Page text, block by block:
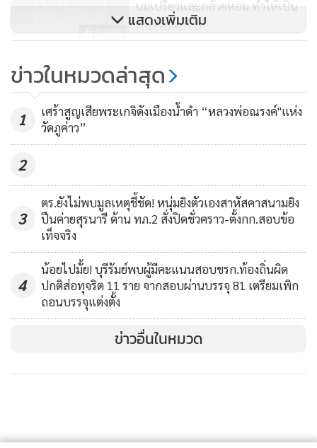
ทั้งเครื่องสำอางและเครื่องดื่มเพื่อสุขภาพ ให้ตอบโจทย์ความ
ตัวสูงขึ้น
สำหรับการจัดเวิร์กชอปได้มีการเสวนา เรื่อง “ช่องทางรวยของ
สินค้าเกษตรจากเอฟทีเอ” และ “ทำอย่างไรให้สินค้าเกษตรสู่
ประกอบการ จากจังหวัดอุดรธานี หนองบัวลำภู หนองคาย เลย
และบึงกาฬ เข้าร่วมกว่า 120 คน ซึ่งได้ผลตอบรับจากผู้เข้าร่วม
งานเป็นอย่างดี
ในโอกาสเดียวกันนี้ยังได้นำสินค้าเด่นที่มีคุณภาพมาตรฐานใน
พื้นที่มาร่วมจัดแสดง เช่น ผลิตภัณฑ์จากน้ำหมักเอนไซม์ ทั้งสบู่
ทองกวาว น้ำยาปรับผ้านุ่มจากขนุน และแชมพู
6,575
นมเปรี้ยวและกล้วยหอม ทำให้เป็น
พิษต่อร่างกาย
2,828
ศัลยกรรม
แสดงเพิ่มเติม
ข่าวในหมวดล่าสุด
1
เศร้าสูญเสียพระเกจิดังเมืองน้ำดำ “หลวงพ่อณรงค์"แห่ง
วัดภูค่าว”
2
3
ตร.ยังไม่พบมูลเหตุชี้ชัด! หนุ่มยิงตัวเองสาหัสคาสนามยิง
ปืนค่ายสุรนารี ด้าน ทภ.2 สั่งปิดชั่วคราว-ตั้งกก.สอบข้อ
เท็จจริง
4
น้อยไปมั้ย! บุรีรัมย์พบผู้มีคะแนนสอบขรก.ท้องถิ่นผิด
ปกติส่อทุจริต 11 ราย จากสอบผ่านบรรจุ 81 เตรียมเพิก
ถอนบรรจุแต่งตั้ง
ข่าวอื่นในหมวด